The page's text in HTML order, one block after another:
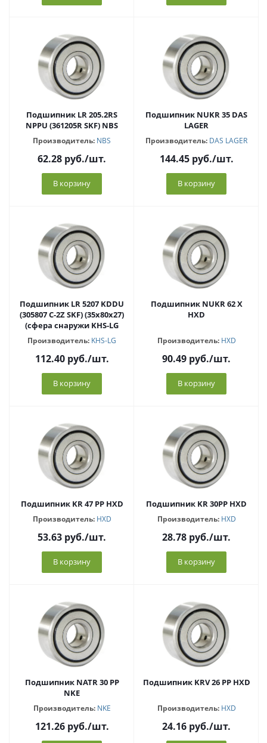
Подшипник LR 205.2RS
NPPU (361205R SKF) NBS
Производитель: NBS
62.28 руб./шт.
В корзину
Подшипник NUKR 35 DAS
LAGER
Производитель: DAS LAGER
144.45руб./шт.
В корзину
Подшипник LR 5207 KDDU
(305807 C-2Z SKF) (35x80x27)
(сфера снаружи KHS-LG
Производитель: KHS-LG
112.40руб./шт.
В корзину
Подшипник NUKR 62 X
HXD
Производитель: HXD
90.49 руб./шт.
В корзину
Подшипник KR 47 PP HXD
Производитель: HXD
53.63 руб./шт.
В корзину
Подшипник KR 30PP HXD
Производитель: HXD
28.78 руб./шт.
В корзину
Подшипник NATR 30 PP
NKE
Производитель: NKE
121.26руб./шт.
Подшипник KRV 26 PP HXD
Производитель: HXD
24.16 руб./шт.